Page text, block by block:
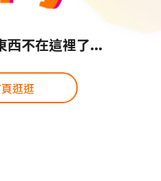
西不在這裡了...
逛逛